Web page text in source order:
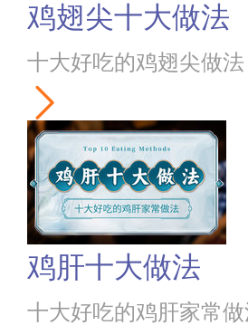
鸡翅尖十大做法
十大好吃的鸡翅尖做
鸡肝十大做法
十大好吃的鸡肝家常